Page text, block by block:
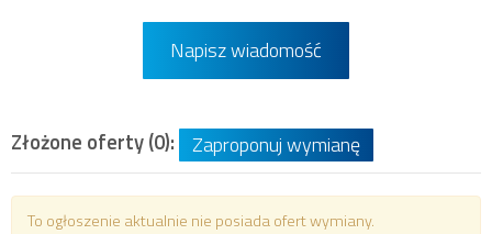
Napisz wiadomość
Złożone oferty (0): Zaproponuj wymianę
To ogłoszenie aktualnie nie posiada ofert wymiany.